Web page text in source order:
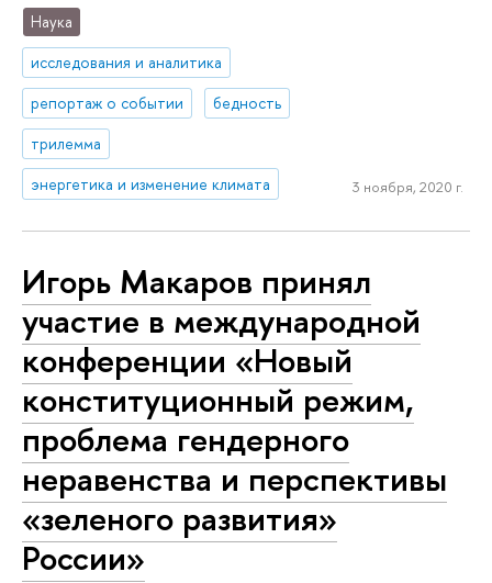
Наука
исследования и аналитика
репортаж о событии
бедность
трилемма
энергетика и изменение климата
3 ноября, 2020 г.
Игорь Макаров принял
участие в международной
конференции «Новый
конституционный режим,
проблема гендерного
неравенства и перспективы
«зеленого развития»
России»